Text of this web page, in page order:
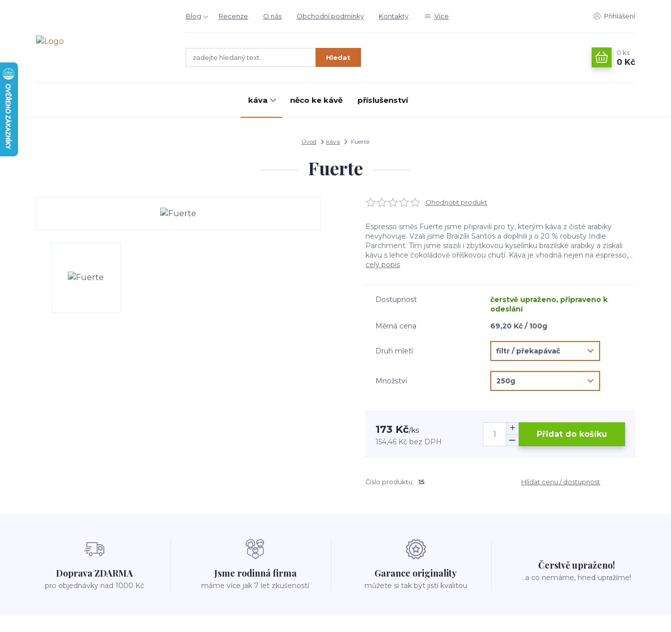
Blog Recenze O nás Obchodní podmínky Kontakty Více Přihlášení
Hledat
0 ks
0 Kč
káva něco ke kávě příslušenství
Úvod káva Fuerte
Fuerte
Ohodnotit produkt
Espresso směs Fuerte jsme připravili pro ty, kterým káva z čisté arabiky
nevyhovuje. Vzali jsme Braizílii Santos a doplnili ji o 20 % robusty Indie
Parchment. Tím jsme srazili i zbytkovou kyselinku brazilské arabiky a získali
kávu s lehce čokoládově oříškovou chutí. Káva je vhodná nejen na espresso,...
celý popis
Dostupnost
čerstvě upraženo, připraveno k
odeslání
Měrná cena
69,20 Kč / 100g
Druh mletí
Množství
173 Kč/ks
154,46 Kč bez DPH
Přidat do košíku
Číslo produktu: 15 Hlídat cenu / dostupnost
Doprava ZDARMA
pro objednávky nad 1000 Kč
Jsme rodinná firma
máme více jak 7 let zkušeností
Garance originality
můžete si tak být jistí kvalitou
Čerstvě upraženo!
..a co nemáme, hned upražíme!